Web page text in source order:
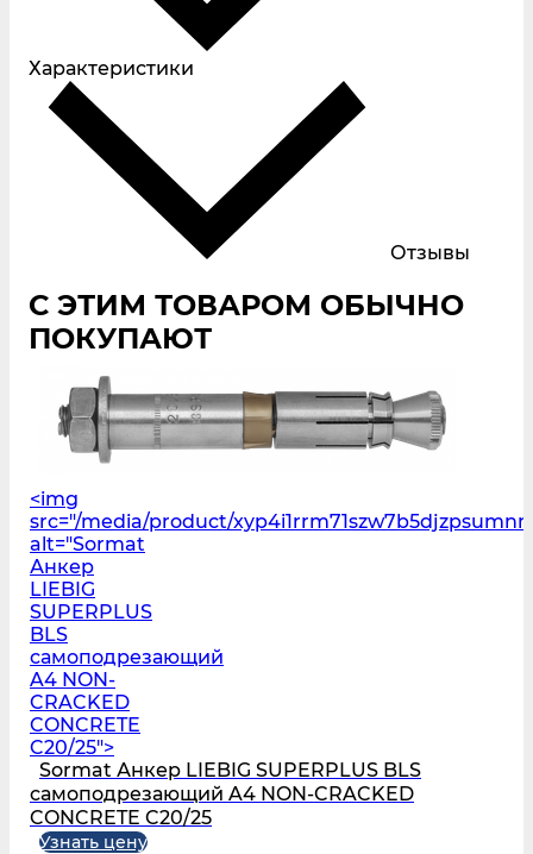
Характеристики
Отзывы
С ЭТИМ ТОВАРОМ ОБЫЧНО
ПОКУПАЮТ
<img
src="/media/product/
alt="Sormat
Анкер
LIEBIG
SUPERPLUS
BLS
самоподрезающий
A4 NON-
CRACKED
CONCRETE
C20/25">
Sormat Анкер LIEBIG SUPERPLUS BLS
самоподрезающий A4 NON-CRACKED
CONCRETE C20/25
Узнать цену